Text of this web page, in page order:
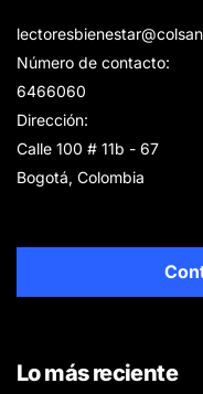
Número de contacto:
6466060
Dirección:
Calle 100 # 11b - 67
Bogotá, Colombia
Lo más reciente